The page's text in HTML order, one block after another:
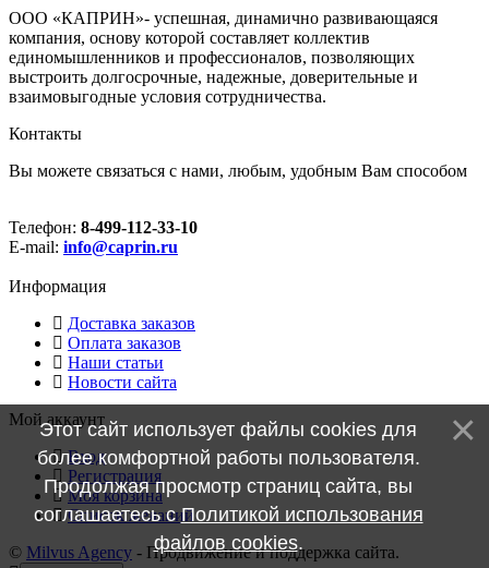
ООО «КАПРИН»- успешная, динамично развивающаяся
компания, основу которой составляет коллектив
единомышленников и профессионалов, позволяющих
выстроить долгосрочные, надежные, доверительные и
взаимовыгодные условия сотрудничества.
Контакты
Вы можете связаться с нами, любым, удобным Вам способом
Телефон: 8-499-112-33-10
E-mail: info@caprin.ru
Информация
Доставка заказов
Оплата заказов
Наши статьи
Новости сайта
Мой аккаунт
Вход
Регистрация
Моя корзина
Cписок желаний
© Milvus Agency - Продвижение и поддержка сайта.
Этот сайт использует файлы cookies для
более комфортной работы пользователя.
Продолжая просмотр страниц сайта, вы
соглашаетесь сПолитикой использования
файлов cookies.